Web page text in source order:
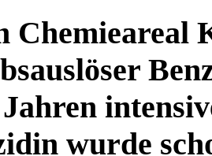
Chemieareal
wurde